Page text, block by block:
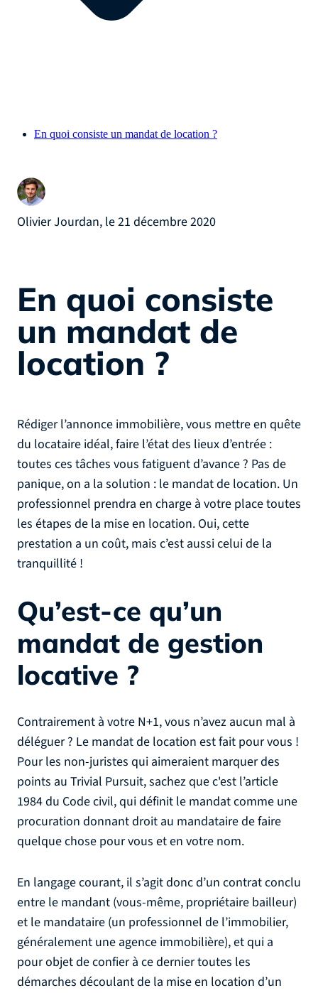
En quoi consiste un mandat de location ?
Olivier Jourdan, le 21 décembre 2020
En quoi consiste
un mandat de
location ?
Rédiger l’annonce immobilière, vous mettre en quête
du locataire idéal, faire l’état des lieux d’entrée :
toutes ces tâches vous fatiguent d’avance ? Pas de
panique, on a la solution : le mandat de location. Un
professionnel prendra en charge à votre place toutes
les étapes de la mise en location. Oui, cette
prestation a un coût, mais c’est aussi celui de la
tranquillité !
Qu’est-ce qu’un
mandat de gestion
locative ?
Contrairement à votre N+1, vous n’avez aucun mal à
déléguer ? Le mandat de location est fait pour vous !
Pour les non-juristes qui aimeraient marquer des
points au Trivial Pursuit, sachez que c'est l’article
1984 du Code civil, qui définit le mandat comme une
procuration donnant droit au mandataire de faire
quelque chose pour vous et en votre nom.
En langage courant, il s’agit donc d’un contrat conclu
entre le mandant (vous-même, propriétaire bailleur)
et le mandataire (un professionnel de l’immobilier,
généralement une agence immobilière), et qui a
pour objet de confier à ce dernier toutes les
démarches découlant de la mise en location d’un